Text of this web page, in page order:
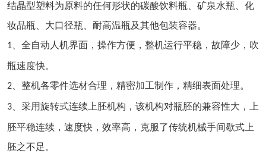
结晶型塑料为原料的任何形状的碳酸饮料瓶、矿泉水瓶、化
妆品瓶、大口径瓶、耐高温瓶及其他包装容器。
1 、全自动人机界面，操作方便，整机运行平稳，故障少，吹
瓶速度快。
2 、整机各零件选材合理，精密加工制作，精细表面处理。
3 、采用旋转式连续上胚机构，该机构对瓶胚的兼容性大，上
胚平稳连续，速度快，效率高，克服了传统机械手间歇式上
胚之不足。